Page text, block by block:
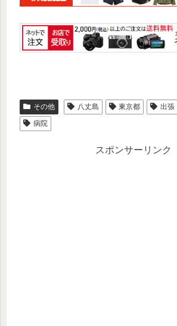
その他 八丈島 東京都 出張
病院
スポンサーリンク